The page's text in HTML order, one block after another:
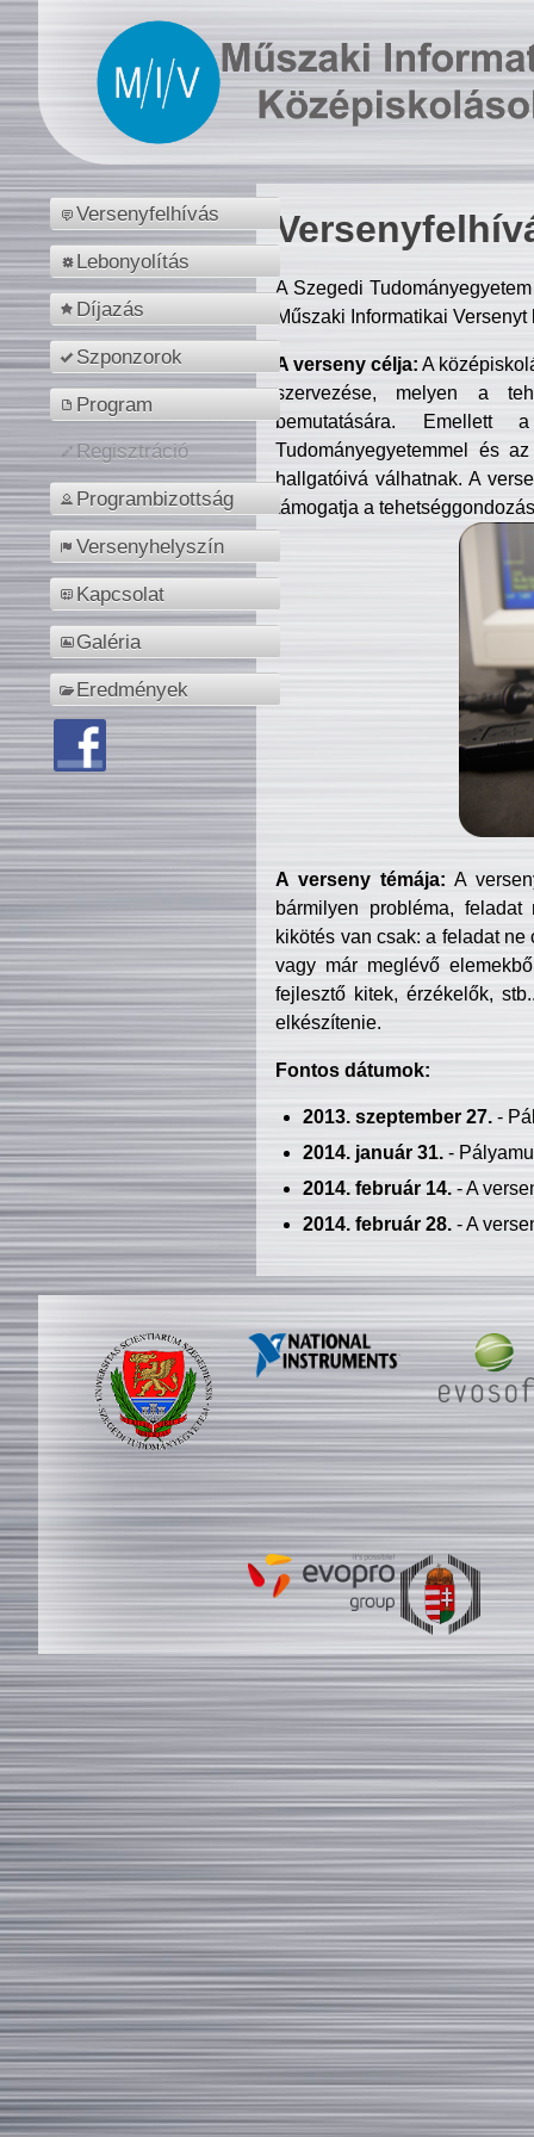
Versenyfelhívás
Lebonyolítás
Díjazás
Szponzorok
Program
Regisztráció
Programbizottság
Versenyhelyszín
Kapcsolat
Galéria
Eredmények
A Szegedi
Műszaki Informatikai
A verseny célja: A
szervezése, melyen a
bemutatására. Emellett
Tudományegyetemmel és
hallgatóivá válhatnak. A
támogatja a
A verseny témája: A
bármilyen probléma, feladat
kikötés van csak: a feladat
vagy már meglévő
fejlesztő kitek, érzékelők,
elkészítenie.
Fontos dátumok:
2013. szeptember 27.-
2014. január 31.-
2014. február 14.- A
2014. február 28.- A